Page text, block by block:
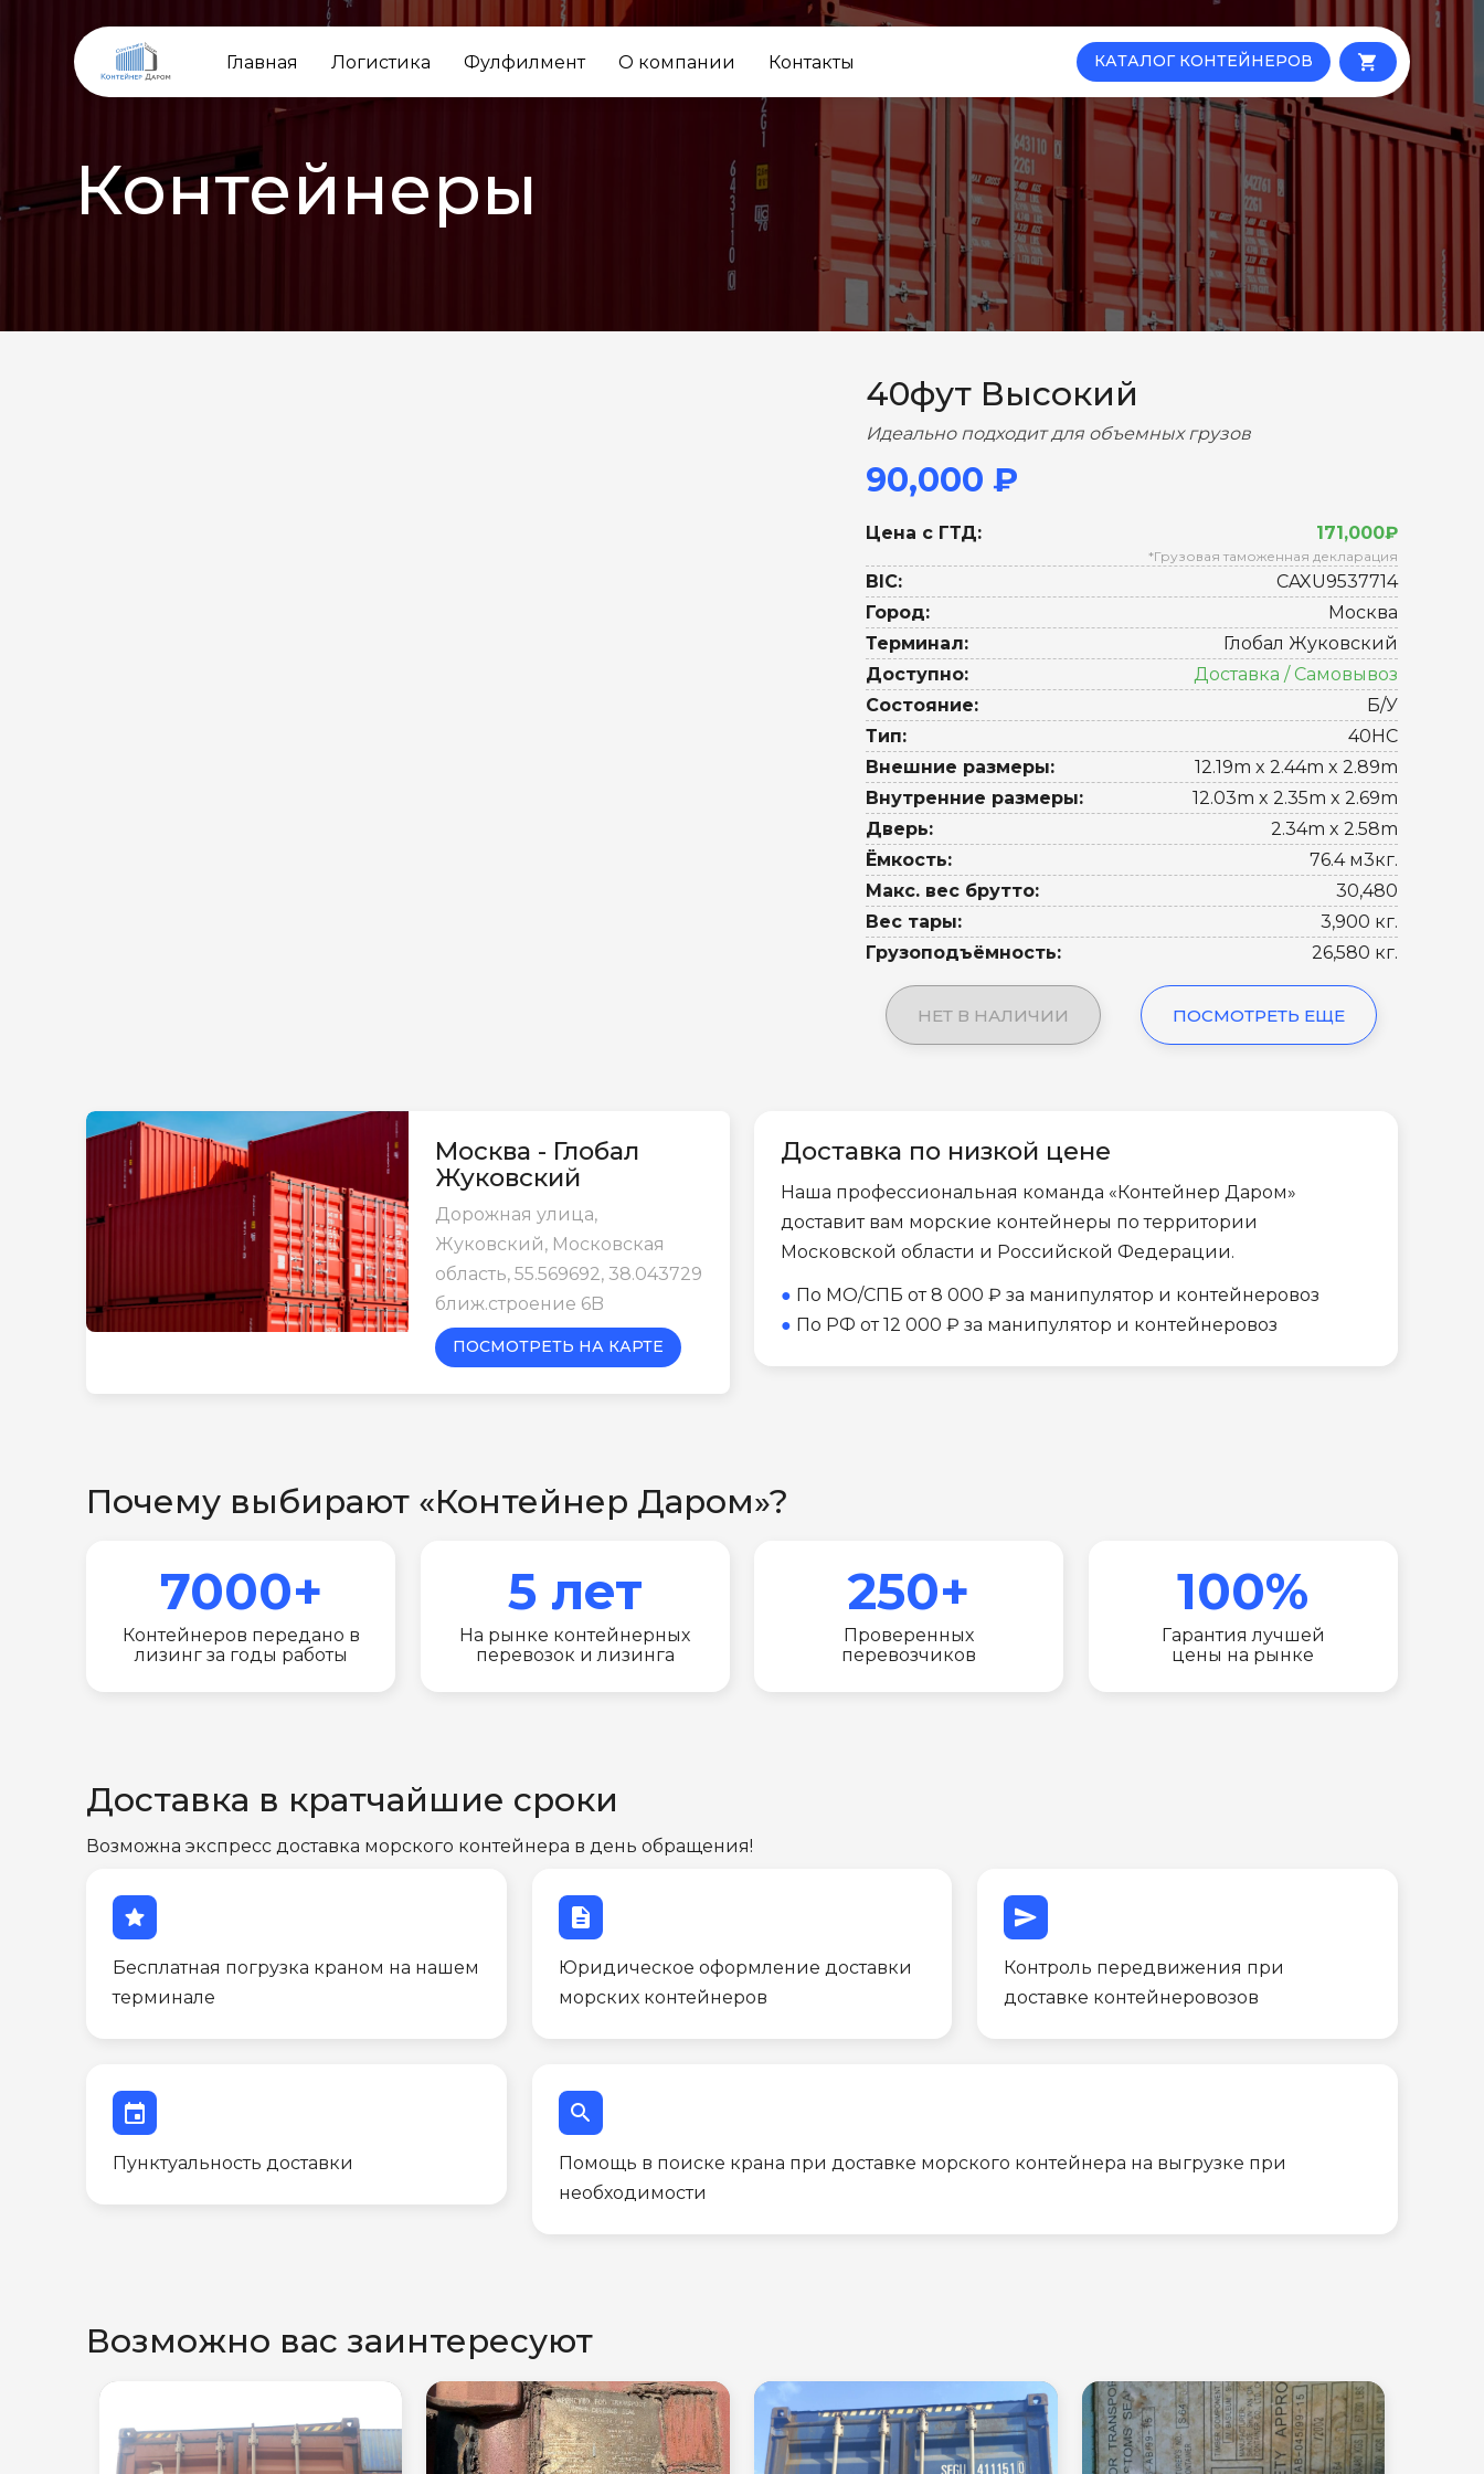
Главная Логистика Фулфилмент О компании Контакты КАТАЛОГ КОНТЕЙНЕРОВ local_grocery_store
Контейнеры
40фут Высокий
Идеально подходит для объемных грузов
90,000 ₽
Цена с ГТД: 171,000₽
*Грузовая таможенная декларация
BIC:
CAXU9537714
Город:
Москва
Терминал:
Глобал Жуковский
Доступно:
Доставка / Самовывоз
Состояние:
Б/У
Тип:
40HC
Внешние размеры:
12.19m x 2.44m x 2.89m
Внутренние размеры:
12.03m x 2.35m x 2.69m
Дверь:
2.34m x 2.58m
Ёмкость:
76.4 м3кг.
Макс. вес брутто:
30,480
Вес тары:
3,900 кг.
Грузоподъёмность:
26,580 кг.
НЕТ В НАЛИЧИИ ПОСМОТРЕТЬ ЕЩЕ
Москва - Глобал
Жуковский
Дорожная улица,
Жуковский, Московская
область, 55.569692, 38.043729
ближ.строение 6B
ПОСМОТРЕТЬ НА КАРТЕ
Доставка по низкой цене
Наша профессиональная команда «Контейнер Даром»
доставит вам морские контейнеры по территории
Московской области и Российской Федерации.
● По МО/СПБ от 8 000 ₽ за манипулятор и контейнеровоз
● По РФ от 12 000 ₽ за манипулятор и контейнеровоз
Почему выбирают «Контейнер Даром»?
7000+
Контейнеров передано в
лизинг за годы работы
5 лет
На рынке контейнерных
перевозок и лизинга
250+
Проверенных
перевозчиков
100%
Гарантия лучшей
цены на рынке
Доставка в кратчайшие сроки
Возможна экспресс доставка морского контейнера в день обращения!
star
Бесплатная погрузка краном на нашем
терминале
description
Юридическое оформление доставки
морских контейнеров
send
Контроль передвижения при
доставке контейнеровозов
event
Пунктуальность доставки
search
Помощь в поиске крана при доставке морского контейнера на выгрузке при
необходимости
Возможно вас заинтересуют